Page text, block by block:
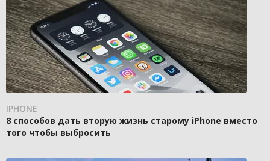
IPHONE
8 способов дать вторую жизнь старому iPhone вместо
того чтобы выбросить